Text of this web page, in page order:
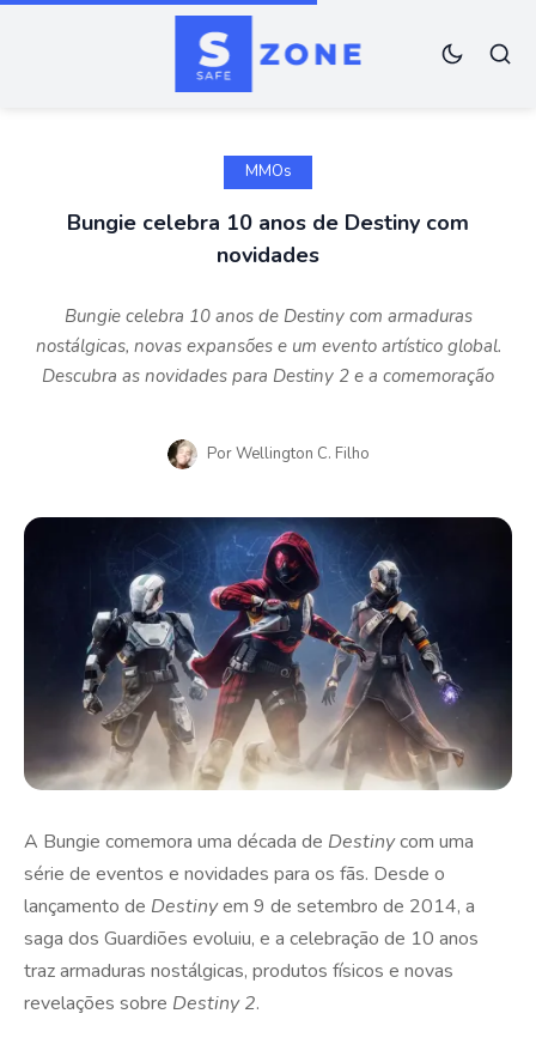
MMOs
Bungie celebra 10 anos de Destiny com
novidades
Bungie celebra 10 anos de Destiny com armaduras
nostálgicas, novas expansões e um evento artístico global.
Descubra as novidades para Destiny 2 e a comemoração
PorWellington C. Filho
A Bungie comemora uma década de Destinycom uma
série de eventos e novidades para os fãs. Desde o
lançamento de Destinyem 9 de setembro de 2014, a
saga dos Guardiões evoluiu, e a celebração de 10 anos
traz armaduras nostálgicas, produtos físicos e novas
revelações sobre Destiny 2.